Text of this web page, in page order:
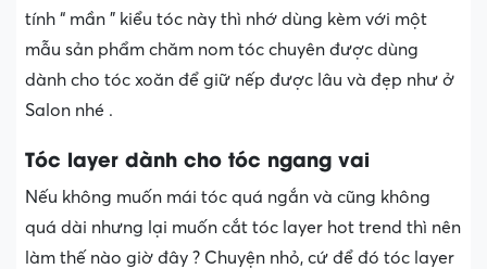
tính “ mần ” kiểu tóc này thì nhớ dùng kèm với một
mẫu sản phẩm chăm nom tóc chuyên được dùng
dành cho tóc xoăn để giữ nếp được lâu và đẹp như ở
Salon nhé .
Tóc layer dành cho tóc ngang vai
Nếu không muốn mái tóc quá ngắn và cũng không
quá dài nhưng lại muốn cắt tóc layer hot trend thì nên
làm thế nào giờ đây ? Chuyện nhỏ, cứ để đó tóc layer